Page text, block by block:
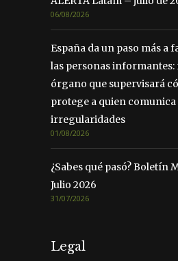
06/08/2026
España da un paso más a
las personas informantes:
órgano que supervisará
protege a quien comunica
irregularidades
01/08/2026
¿Sabes qué pasó? Boletín
Julio 2026
31/07/2026
Legal